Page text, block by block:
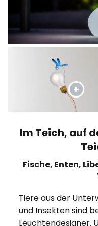
Im Teich, auf
Fische, Enten,
Tiere aus der
und Insekten sind
Leuchtendesigner.